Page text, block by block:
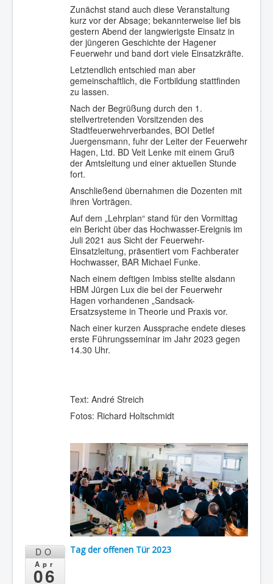
Zunächst stand auch diese Veranstaltung
kurz vor der Absage; bekannterweise lief bis
gestern Abend der langwierigste Einsatz in
der jüngeren Geschichte der Hagener
Feuerwehr und band dort viele Einsatzkräfte.
Letztendlich entschied man aber
gemeinschaftlich, die Fortbildung stattfinden
zu lassen.
Nach der Begrüßung durch den 1.
stellvertretenden Vorsitzenden des
Stadtfeuerwehrverbandes, BOI Detlef
Juergensmann, fuhr der Leiter der Feuerwehr
Hagen, Ltd. BD Veit Lenke mit einem Gruß
der Amtsleitung und einer aktuellen Stunde
fort.
Anschließend übernahmen die Dozenten mit
ihren Vorträgen.
Auf dem „Lehrplan“ stand für den Vormittag
ein Bericht über das Hochwasser-Ereignis im
Juli 2021 aus Sicht der Feuerwehr-
Einsatzleitung, präsentiert vom Fachberater
Hochwasser, BAR Michael Funke.
Nach einem deftigen Imbiss stellte alsdann
HBM Jürgen Lux die bei der Feuerwehr
Hagen vorhandenen „Sandsack-
Ersatzsysteme in Theorie und Praxis vor.
Nach einer kurzen Aussprache endete dieses
erste Führungsseminar im Jahr 2023 gegen
14.30 Uhr.
Text: André Streich
Fotos: Richard Holtschmidt
DO
Apr
06
Tag der offenen Tür 2023